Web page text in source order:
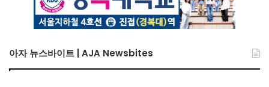
아자 뉴스바이트 | AJA Newsbites